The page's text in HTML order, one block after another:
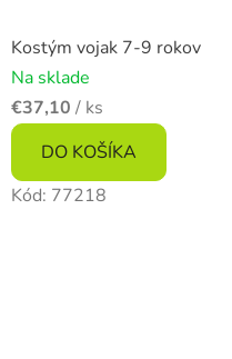
Kostým vojak 7-9 rokov
Na sklade
€37,10 / ks
DO KOŠÍKA
Kód: 77218